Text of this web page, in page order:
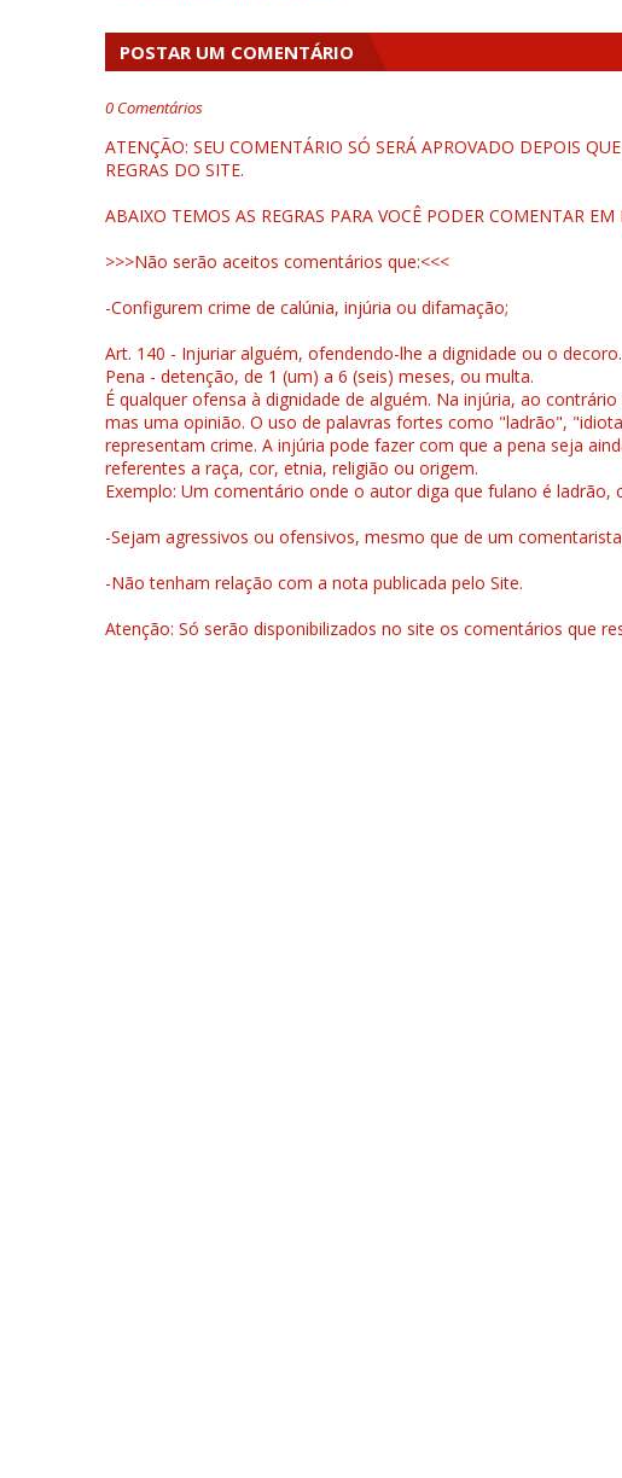
POSTAR UM COMENTÁRIO
0 Comentários
ATENÇÃO: SEU COMENTÁRIO SÓ SERÁ APROVADO DEPOIS
REGRAS DO SITE.
ABAIXO TEMOS AS REGRAS PARA VOCÊ PODER COMENTAR EM
>>>Não serão aceitos comentários que:<<<
-Configurem crime de calúnia, injúria ou difamação;
Art. 140 - Injuriar alguém, ofendendo-lhe a dignidade ou o decoro.
Pena - detenção, de 1 (um) a 6 (seis) meses, ou multa.
É qualquer ofensa à dignidade de alguém. Na injúria, ao
mas uma opinião. O uso de palavras fortes como "ladrão",
representam crime. A injúria pode fazer com que a pena seja
referentes a raça, cor, etnia, religião ou origem.
Exemplo: Um comentário onde o autor diga que fulano é ladrão,
-Sejam agressivos ou ofensivos, mesmo que de um
-Não tenham relação com a nota publicada pelo Site.
Atenção: Só serão disponibilizados no site os comentários que